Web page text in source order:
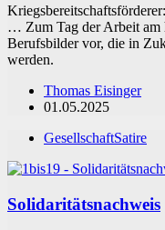
… Zum Tag der Arbeit am
Berufsbilder vor, die in
werden.
Thomas Eisinger
01.05.2025
GesellschaftSatire
Solidaritätsnachweis